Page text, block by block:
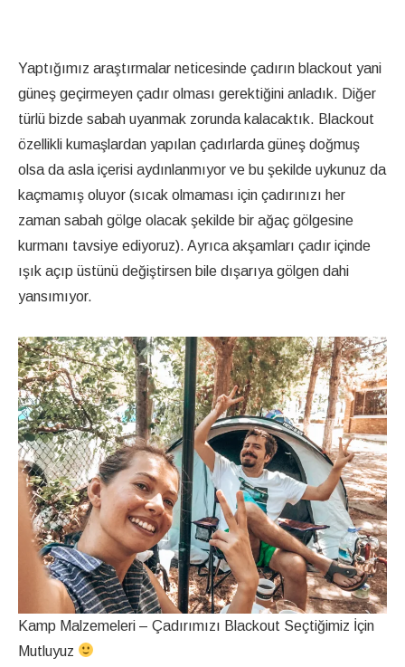
Yaptığımız araştırmalar neticesinde çadırın blackout yani
güneş geçirmeyen çadır olması gerektiğini anladık. Diğer
türlü bizde sabah uyanmak zorunda kalacaktık. Blackout
özellikli kumaşlardan yapılan çadırlarda güneş doğmuş
olsa da asla içerisi aydınlanmıyor ve bu şekilde uykunuz da
kaçmamış oluyor (sıcak olmaması için çadırınızı her
zaman sabah gölge olacak şekilde bir ağaç gölgesine
kurmanı tavsiye ediyoruz). Ayrıca akşamları çadır içinde
ışık açıp üstünü değiştirsen bile dışarıya gölgen dahi
yansımıyor.
Kamp Malzemeleri – Çadırımızı Blackout Seçtiğimiz İçin
Mutluyuz